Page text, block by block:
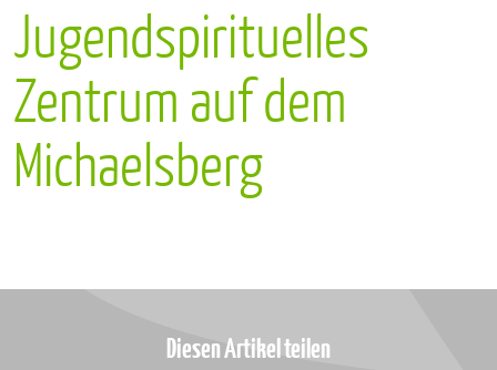
Jugendspirituelles
Zentrum auf dem
Michaelsberg
Diesen Artikel teilen